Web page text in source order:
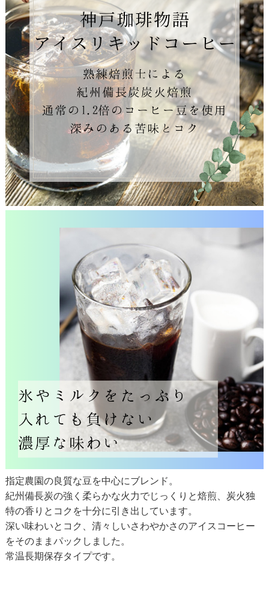
指定農園の良質な豆を中心にブレンド。
紀州備長炭の強く柔らかな火力でじっくりと焙煎、炭火独
特の香りとコクを十分に引き出しています。
深い味わいとコク、清々しいさわやかさのアイスコーヒー
をそのままパックしました。
常温長期保存タイプです。